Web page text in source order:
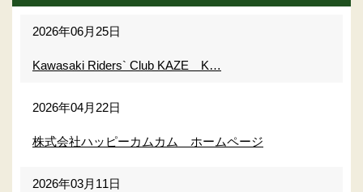
2026年06月25日
Kawasaki Riders` Club KAZE K…
2026年04月22日
株式会社ハッピーカムカム ホームページ
2026年03月11日